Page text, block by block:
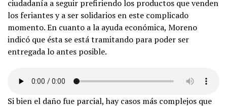
ciudadanía a seguir prefiriendo los productos que venden
los feriantes y a ser solidarios en este complicado
momento. En cuanto a la ayuda económica, Moreno
indicó que ésta se está tramitando para poder ser
entregada lo antes posible.
Si bien el daño fue parcial, hay casos más complejos que